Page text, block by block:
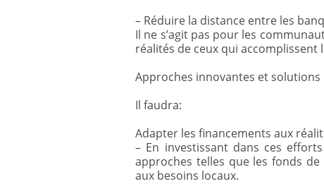
– Réduire la distance entre les
Il ne s’agit pas pour les
réalités de ceux qui accomplissent
Approches innovantes et solutions
Il faudra:
Adapter les financements aux
– En investissant dans ces
approches telles que les fonds
aux besoins locaux.